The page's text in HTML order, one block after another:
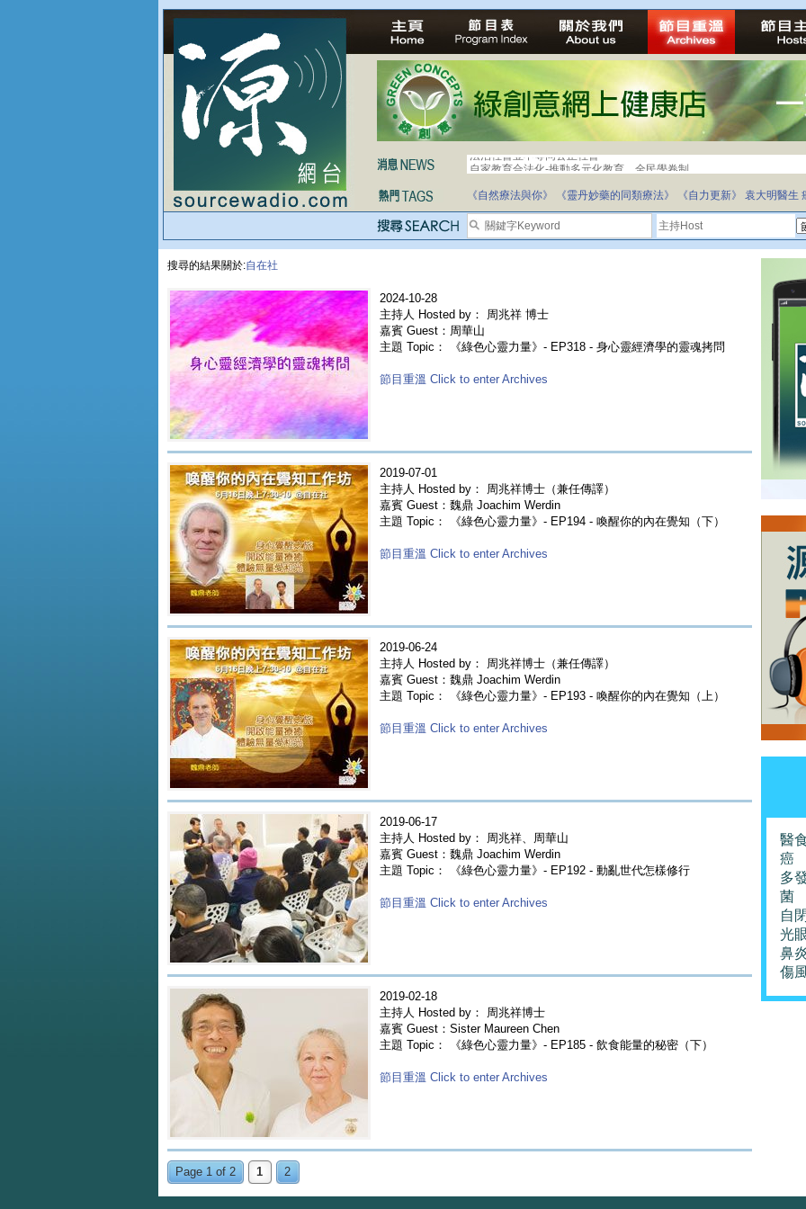
自家教育合法化-推動多元化教育，全民學卷制
《自然療法與你》 《靈丹妙藥的同類療法》 《自力更新》 袁大明醫生
搜尋的結果關於:自在社
2024-10-28
主持人 Hosted by： 周兆祥 博士
嘉賓 Guest：周華山
主題 Topic： 《綠色心靈力量》- EP318 - 身心靈經濟學的靈魂拷問
節目重溫 Click to enter Archives
2019-07-01
主持人 Hosted by： 周兆祥博士（兼任傳譯）
嘉賓 Guest：魏鼎 Joachim Werdin
主題 Topic： 《綠色心靈力量》- EP194 - 喚醒你的內在覺知（下）
節目重溫 Click to enter Archives
2019-06-24
主持人 Hosted by： 周兆祥博士（兼任傳譯）
嘉賓 Guest：魏鼎 Joachim Werdin
主題 Topic： 《綠色心靈力量》- EP193 - 喚醒你的內在覺知（上）
節目重溫 Click to enter Archives
2019-06-17
主持人 Hosted by： 周兆祥、周華山
嘉賓 Guest：魏鼎 Joachim Werdin
主題 Topic： 《綠色心靈力量》- EP192 - 動亂世代怎樣修行
節目重溫 Click to enter Archives
2019-02-18
主持人 Hosted by： 周兆祥博士
嘉賓 Guest：Sister Maureen Chen
主題 Topic： 《綠色心靈力量》- EP185 - 飲食能量的秘密（下）
節目重溫 Click to enter Archives
Page 1 of 2 1 2
醫
癌
多
菌
自
光
鼻
傷